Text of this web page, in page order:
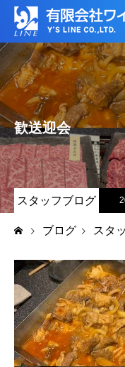
歓送迎会
スタッフブログ
ブログ スタ